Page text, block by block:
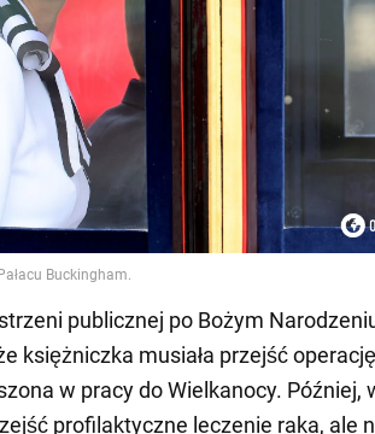
publicznej po Bożym
księżniczka musiała przejść
w pracy do Wielkanocy. Później,
profilaktyczne leczenie raka, ale